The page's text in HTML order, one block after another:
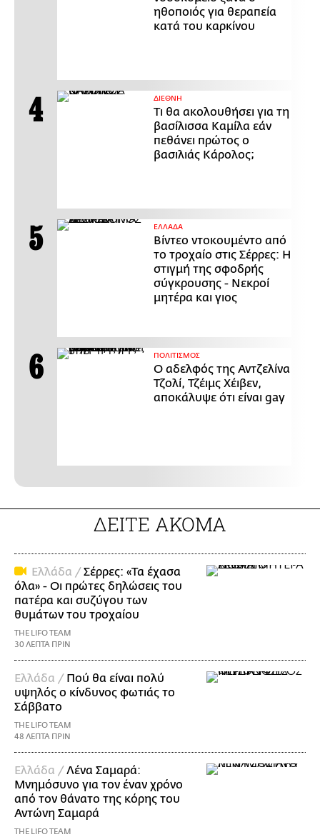
ηθοποιός για θεραπεία
κατά του καρκίνου
ΔΙΕΘΝΗ
Τι θα ακολουθήσει για τη
βασίλισσα Καμίλα εάν
πεθάνει πρώτος ο
βασιλιάς Κάρολος;
ΕΛΛΑΔΑ
Βίντεο ντοκουμέντο από
το τροχαίο στις Σέρρες: Η
στιγμή της σφοδρής
σύγκρουσης - Νεκροί
μητέρα και γιος
ΠΟΛΙΤΙΣΜΟΣ
Ο αδελφός της Αντζελίνα
Τζολί, Τζέιμς Χέιβεν,
αποκάλυψε ότι είναι gay
ΔΕΙΤΕ ΑΚΟΜΑ
Ελλάδα /Σέρρες: «Τα έχασα
όλα» - Οι πρώτες δηλώσεις του
πατέρα και συζύγου των
θυμάτων του τροχαίου
THE LIFO TEAM
30 ΛΕΠΤΑ ΠΡΙΝ
Ελλάδα / Πού θα είναι πολύ
υψηλός ο κίνδυνος φωτιάς το
Σάββατο
THE LIFO TEAM
48 ΛΕΠΤΑ ΠΡΙΝ
Ελλάδα /Λένα Σαμαρά:
Μνημόσυνο για τον έναν χρόνο
από τον θάνατο της κόρης του
Αντώνη Σαμαρά
THE LIFO TEAM